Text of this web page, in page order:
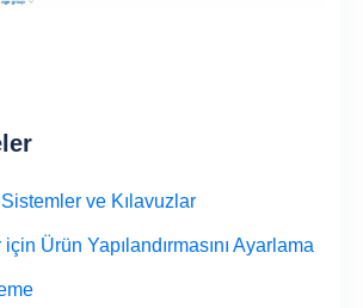
ve Kılavuzlar
Ürün Yapılandırmasını Ayarlama